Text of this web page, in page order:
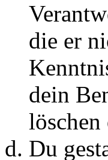
die er
dein
löschen
Du